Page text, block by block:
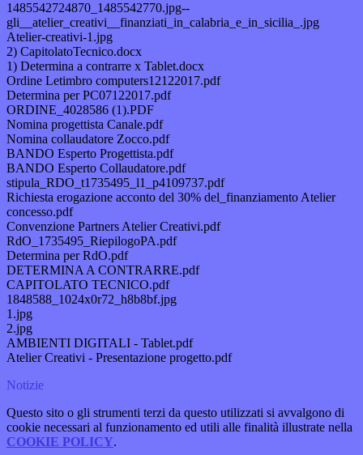
1485542724870_1485542770.jpg--
gli__atelier_creativi__finanziati_in_calabria_e_in_sicilia_.jpg
Atelier-creativi-1.jpg
2) CapitolatoTecnico.docx
1) Determina a contrarre x Tablet.docx
Ordine Letimbro computers12122017.pdf
Determina per PC07122017.pdf
ORDINE_4028586 (1).PDF
Nomina progettista Canale.pdf
Nomina collaudatore Zocco.pdf
BANDO Esperto Progettista.pdf
BANDO Esperto Collaudatore.pdf
stipula_RDO_t1735495_l1_p4109737.pdf
Richiesta erogazione acconto del 30% del_finanziamento Atelier
concesso.pdf
Convenzione Partners Atelier Creativi.pdf
RdO_1735495_RiepilogoPA.pdf
Determina per RdO.pdf
DETERMINA A CONTRARRE.pdf
CAPITOLATO TECNICO.pdf
1848588_1024x0r72_h8b8bf.jpg
1.jpg
2.jpg
AMBIENTI DIGITALI - Tablet.pdf
Atelier Creativi - Presentazione progetto.pdf
Notizie
Questo sito o gli strumenti terzi da questo utilizzati si avvalgono di
cookie necessari al funzionamento ed utili alle finalità illustrate nella
COOKIE POLICY.